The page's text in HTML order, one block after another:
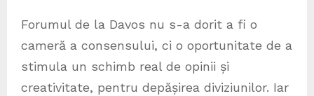
Forumul de la Davos nu s-a dorit a fi o
cameră a consensului, ci o oportunitate de a
stimula un schimb real de opinii și
creativitate, pentru depășirea diviziunilor. Iar